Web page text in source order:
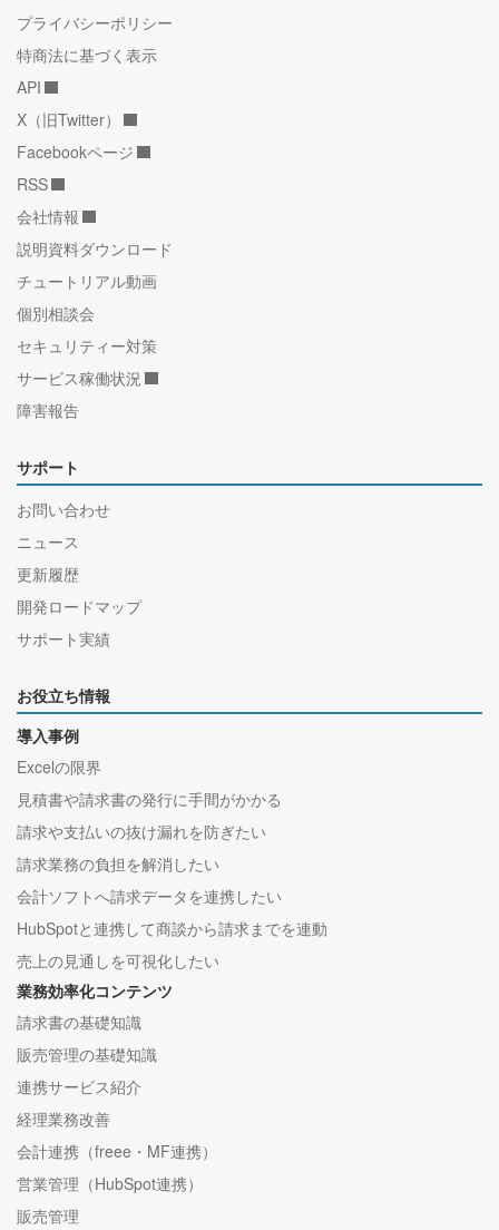
プライバシーポリシー
特商法に基づく表示
API
X（旧Twitter）
Facebookページ
RSS
会社情報
説明資料ダウンロード
チュートリアル動画
個別相談会
セキュリティー対策
サービス稼働状況
障害報告
サポート
お問い合わせ
ニュース
更新履歴
開発ロードマップ
サポート実績
お役立ち情報
導入事例
Excelの限界
見積書や請求書の発行に手間がかかる
請求や支払いの抜け漏れを防ぎたい
請求業務の負担を解消したい
会計ソフトへ請求データを連携したい
HubSpotと連携して商談から請求までを連動
売上の見通しを可視化したい
業務効率化コンテンツ
請求書の基礎知識
販売管理の基礎知識
連携サービス紹介
経理業務改善
会計連携（freee・MF連携）
営業管理（HubSpot連携）
販売管理